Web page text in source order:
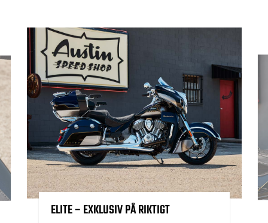
ELITE – EXKLUSIV PÅ RIKTIGT